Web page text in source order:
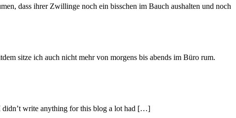
dass ihrer Zwillinge noch ein bisschen im Bauch aushalten und noch
sitze ich auch nicht mehr von morgens bis abends im Büro rum.
didn’t write anything for this blog a lot had […]